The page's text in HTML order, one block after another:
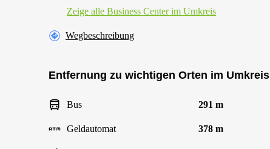
Zeige alle Business Center im Umkreis
Wegbeschreibung
Entfernung zu wichtigen Orten im Umkreis
Bus 291 m
Geldautomat 378 m